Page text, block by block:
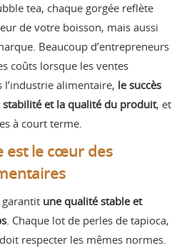
tea, chaque gorgée reflète
de votre boisson, mais aussi
Beaucoup d’entrepreneurs
coûts lorsque les ventes
alimentaire, le succès
et la qualité du produit, et
à court terme.
est le cœur des
une qualité stable et
. Chaque lot de perles de tapioca,
respecter les mêmes normes.